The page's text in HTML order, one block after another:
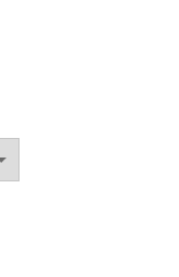
ζάχαρη ποσότητα